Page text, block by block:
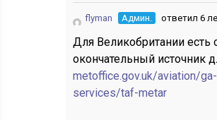
flyman Админ. ответил 6
Для Великобритании есть
окончательный источник
metoffice.gov.uk/aviation/
services/taf-metar